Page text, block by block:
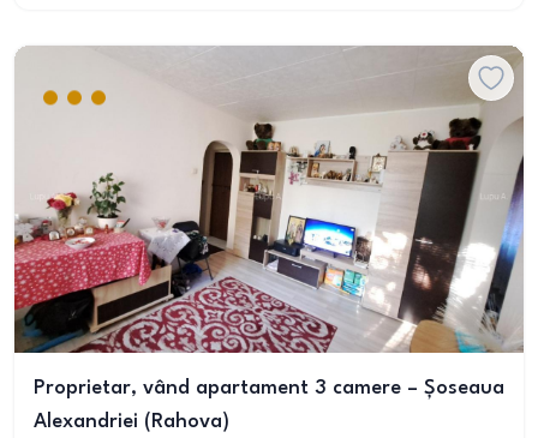
Proprietar, vând apartament 3 camere – Șoseaua
Alexandriei (Rahova)